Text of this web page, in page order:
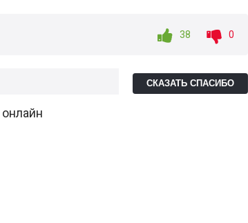
38 0
СКАЗАТЬ СПАСИБО